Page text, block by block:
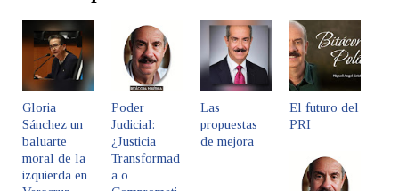
Gloria
Sánchez un
baluarte
moral de la
izquierda en
Poder
Judicial:
¿Justicia
Transformad
a o
Las
propuestas
de mejora
El futuro del
PRI